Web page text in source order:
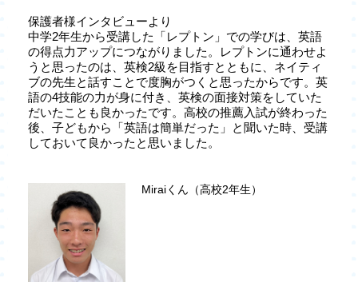
保護者様インタビューより
中学2年生から受講した「レプトン」での学びは、英語
の得点力アップにつながりました。レプトンに通わせよ
うと思ったのは、英検2級を目指すとともに、ネイティ
ブの先生と話すことで度胸がつくと思ったからです。英
語の4技能の力が身に付き、英検の面接対策をしていた
だいたことも良かったです。高校の推薦入試が終わった
後、子どもから「英語は簡単だった」と聞いた時、受講
しておいて良かったと思いました。
Miraiくん（高校2年生）